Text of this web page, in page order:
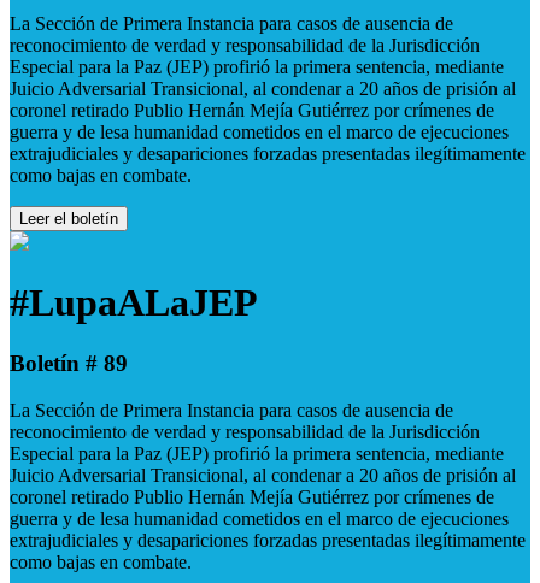
La Sección de Primera Instancia para casos de ausencia de
reconocimiento de verdad y responsabilidad de la Jurisdicción
Especial para la Paz (JEP) profirió la primera sentencia, mediante
Juicio Adversarial Transicional, al condenar a 20 años de prisión al
coronel retirado Publio Hernán Mejía Gutiérrez por crímenes de
guerra y de lesa humanidad cometidos en el marco de ejecuciones
extrajudiciales y desapariciones forzadas presentadas ilegítimamente
como bajas en combate.
Leer el boletín
#LupaALaJEP
Boletín # 89
La Sección de Primera Instancia para casos de ausencia de
reconocimiento de verdad y responsabilidad de la Jurisdicción
Especial para la Paz (JEP) profirió la primera sentencia, mediante
Juicio Adversarial Transicional, al condenar a 20 años de prisión al
coronel retirado Publio Hernán Mejía Gutiérrez por crímenes de
guerra y de lesa humanidad cometidos en el marco de ejecuciones
extrajudiciales y desapariciones forzadas presentadas ilegítimamente
como bajas en combate.